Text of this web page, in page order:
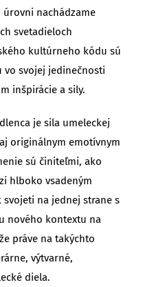
nachádzame
svetadieloch
kultúrneho kódu sú
vo svojej jedinečnosti
inšpirácie a sily.
je sila umeleckej
originálnym emotívnym
sú činiteľmi, ako
hlboko vsadeným
na jednej strane s
nového kontextu na
práve na takýchto
výtvarné,
diela.